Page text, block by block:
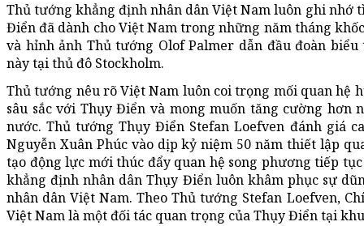
Thủ tướng khẳng định nhân dân Việt Nam luôn ghi nhớ
Điển đã dành cho Việt Nam trong những năm tháng
và hỉnh ảnh Thủ tướng Olof Palmer dẫn đầu đoàn
này tại thủ đô Stockholm.
Thủ tướng nêu rõ Việt Nam luôn coi trọng mối quan hệ
sâu sắc với Thụy Điển và mong muốn tăng cường hơn
nước. Thủ tướng Thụy Điển Stefan Loefven đánh giá
Nguyễn Xuân Phúc vào dịp kỷ niệm 50 năm thiết lập
tạo động lực mới thúc đẩy quan hệ song phương tiếp
khẳng định nhân dân Thụy Điển luôn khâm phục sự
nhân dân Việt Nam. Theo Thủ tướng Stefan Loefven,
Việt Nam là một đối tác quan trọng của Thụy Điển tại